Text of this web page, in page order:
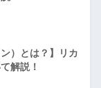
）とは？】リカ
解説！